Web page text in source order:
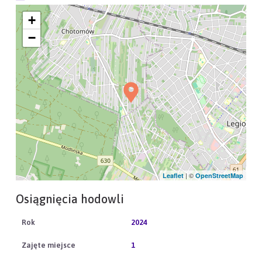
+
−
Leaflet| ©OpenStreetMap
Osiągnięcia hodowli
2024
1